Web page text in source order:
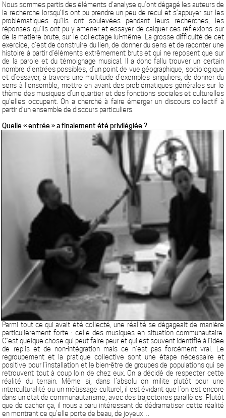
Nous sommes partis des éléments d’analyse qu’ont dégagé les auteurs de
la recherche lorsqu’ils ont pu prendre un peu de recul et s’appuyer sur les
problématiques qu’ils ont soulevées pendant leurs recherches, les
réponses qu’ils ont pu y amener et essayer de calquer ces réflexions sur
de la matière brute, sur le collectage lui-même. La grosse difficulté de cet
exercice, c’est de construire du lien, de donner du sens et de raconter une
histoire à partir d’éléments extrêmement bruts et qui ne reposent que sur
de la parole et du témoignage musical. Il a donc fallu trouver un certain
nombre d’entrées possibles, d’un point de vue géographique, sociologique
et d’essayer, à travers une multitude d’exemples singuliers, de donner du
sens à l’ensemble, mettre en avant des problématiques générales sur le
thème des musiques d’un quartier et des fonctions sociales et culturelles
qu’elles occupent. On a cherché à faire émerger un discours collectif à
partir d’un ensemble de discours particuliers.
Quelle « entrée » a finalement été privilégiée ?
Parmi tout ce qui avait été collecté, une réalité se dégageait de manière
particulièrement forte : celle des musiques en situation communautaire.
C’est quelque chose qui peut faire peur et qui est souvent identifié à l’idée
de replis et de non-intégration mais ce n’est pas forcément vrai. Le
regroupement et la pratique collective sont une étape nécessaire et
positive pour l’installation et le bien-être de groupes de populations qui se
retrouvent tout à coup loin de chez eux. On a décidé de respecter cette
réalité du terrain. Même si, dans l’absolu on milite plutôt pour une
interculturalité ou un métissage culturel, il est évidant que l’on est encore
dans un état de communautarisme, avec des trajectoires parallèles. Plutôt
que de cacher ça, il nous a paru intéressant de dédramatiser cette réalité
en montrant ce qu’elle porte de beau, de joyeux…